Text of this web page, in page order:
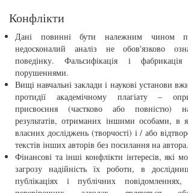
Конфлікти
Дані повинні бути належним чином
недосконалий аналіз не обов'язково
поведінку. Фальсифікація і
порушеннями.
Вищі навчальні заклади і наукові установи
протидії академічному плагіату –
присвоєння (частково або повністю)
результатів, отриманих іншими особами, в
власних досліджень (творчості) і / або
текстів інших авторів без посилання на автора.
Фінансові та інші конфлікти інтересів, які
загрозу надійність їх роботи, в
публікаціях і публічних